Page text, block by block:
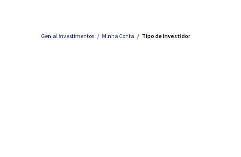
Genial Investimentos Minha Conta Tipo de Investidor